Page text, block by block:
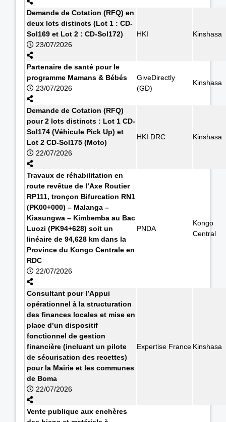
Demande de Cotation (RFQ) en
deux lots distincts (Lot 1 : CD-
Sol169 et Lot 2 : CD-Sol172)
23/07/2026
HKI Kinshasa
Partenaire de santé pour le
programme Mamans & Bébés
23/07/2026
GiveDirectly
(GD)
Kinshasa
Demande de Cotation (RFQ)
pour 2 lots distincts : Lot 1 CD-
Sol174 (Véhicule Pick Up) et
Lot 2 CD-Sol175 (Moto)
22/07/2026
HKI DRC Kinshasa
Travaux de réhabilitation en
route revêtue de l’Axe Routier
RP111, tronçon Bifurcation RN1
(PK00+000) – Malanga –
Kiasungwa – Kimbemba au Bac
Luozi (PK94+628) soit un
linéaire de 94,628 km dans la
Province du Kongo Centrale en
RDC
22/07/2026
PNDA
Kongo
Central
Consultant pour l’Appui
opérationnel à la structuration
des finances locales et mise en
place d’un dispositif
fonctionnel de gestion
financière (incluant un pilote
de sécurisation des recettes)
pour la Mairie et les communes
de Boma
22/07/2026
Expertise France Kinshasa
Vente publique aux enchères